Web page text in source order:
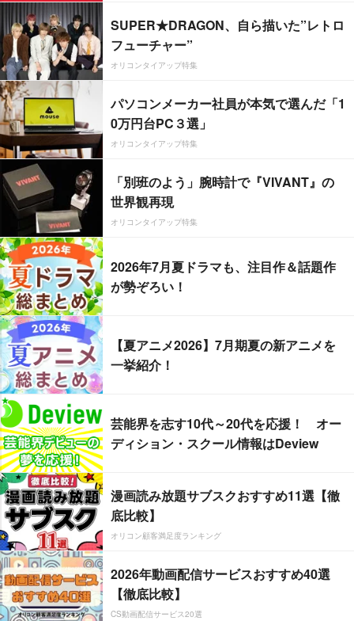
SUPER★DRAGON、自ら描いた”レトロ
フューチャー”
オリコンタイアップ特集
パソコンメーカー社員が本気で選んだ「1
0万円台PC３選」
オリコンタイアップ特集
「別班のよう」腕時計で『VIVANT』の
世界観再現
オリコンタイアップ特集
2026年7月夏ドラマも、注目作＆話題作
が勢ぞろい！
【夏アニメ2026】7月期夏の新アニメを
一挙紹介！
芸能界を志す10代～20代を応援！ オー
ディション・スクール情報はDeview
漫画読み放題サブスクおすすめ11選【徹
底比較】
オリコン顧客満足度ランキング
2026年動画配信サービスおすすめ40選
【徹底比較】
CS動画配信サービス20選